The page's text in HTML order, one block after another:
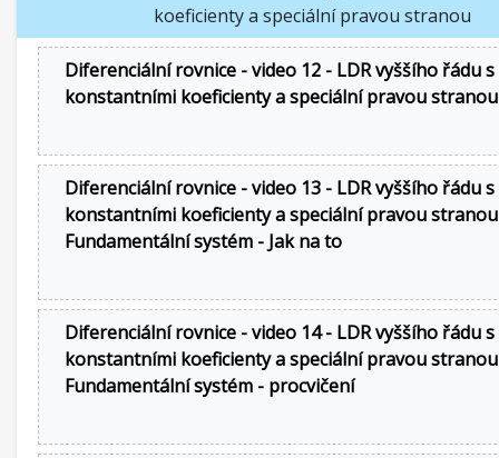
koeficienty a speciální pravou stranou
Diferenciální rovnice - video 12 - LDR vyššího řádu s
konstantními koeficienty a speciální pravou
Diferenciální rovnice - video 13 - LDR vyššího řádu s
konstantními koeficienty a speciální pravou
Fundamentální systém - Jak na to
Diferenciální rovnice - video 14 - LDR vyššího řádu s
konstantními koeficienty a speciální pravou
Fundamentální systém - procvičení